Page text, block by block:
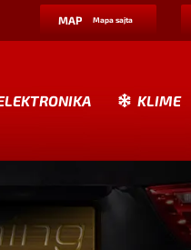
MAP Mapa sajta
KLIME